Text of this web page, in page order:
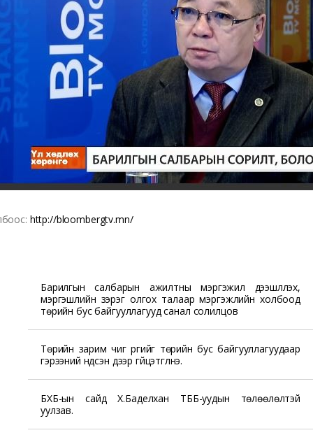
http://bloombergtv.mn/
Барилгын салбарын ажилтны мэргэжил дээшлүүлэх,
мэргэшлийн зэрэг олгох талаар мэргэжлийн холбоод
төрийн бус байгууллагууд санал солилцов
Төрийн зарим чиг үүргийг төрийн бус байгууллагуудаар
гэрээний үндсэн дээр гүйцэтгүүлнэ.
БХБ-ын сайд Х.Баделхан ТББ-уудын төлөөлөлтэй
уулзав.